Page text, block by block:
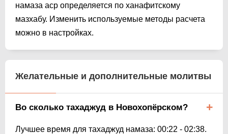
намаза аср определяется по ханафитскому
мазхабу. Изменить используемые методы расчета
можно в настройках.
Желательные и дополнительные молитвы
Во сколько тахаджуд в Новохопёрском?
Лучшее время для тахаджуд намаза: 00:22 - 02:38.